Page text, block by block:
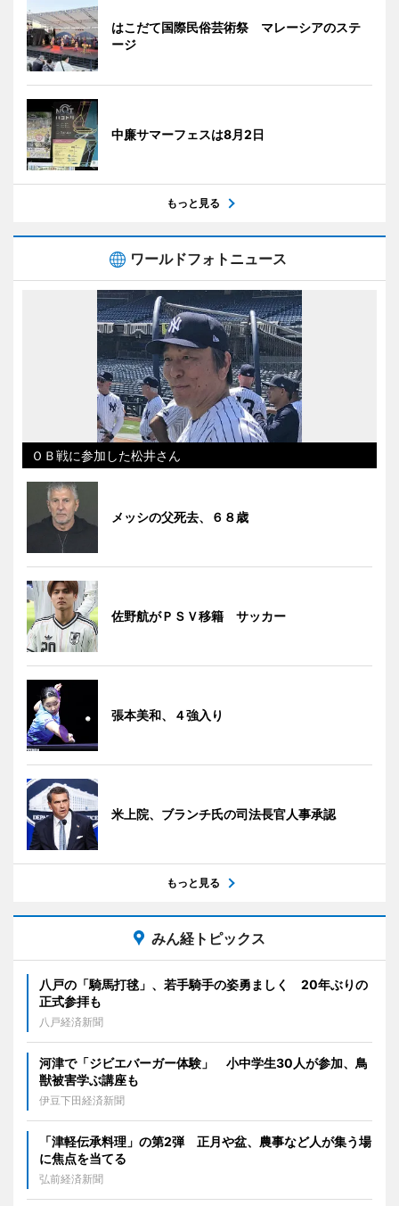
はこだて国際民俗芸術祭 マレーシアのステ
ージ
中廉サマーフェスは8月2日
もっと見る
ワールドフォトニュース
ＯＢ戦に参加した松井さん
メッシの父死去、６８歳
佐野航がＰＳＶ移籍 サッカー
張本美和、４強入り
米上院、ブランチ氏の司法長官人事承認
もっと見る
みん経トピックス
八戸の「騎馬打毬」、若手騎手の姿勇ましく 20年ぶりの
正式参拝も
八戸経済新聞
河津で「ジビエバーガー体験」 小中学生30人が参加、鳥
獣被害学ぶ講座も
伊豆下田経済新聞
「津軽伝承料理」の第2弾 正月や盆、農事など人が集う場
に焦点を当てる
弘前経済新聞